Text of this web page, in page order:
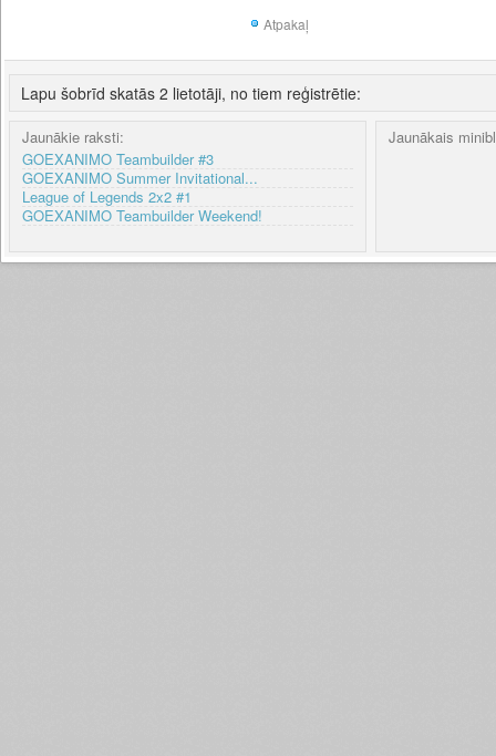
Atpakaļ
Lapu šobrīd skatās 2 lietotāji, no tiem reģistrētie:
Jaunākie raksti:
GOEXANIMO Teambuilder #3
GOEXANIMO Summer Invitational...
League of Legends 2x2 #1
GOEXANIMO Teambuilder Weekend!
Jaunākais